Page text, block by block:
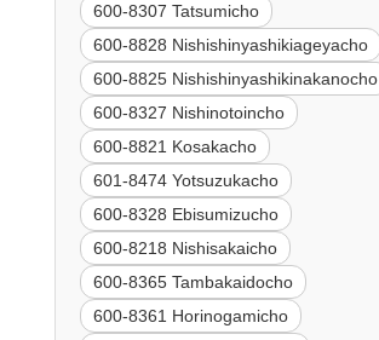
600-8307 Tatsumicho
600-8828 Nishishinyashikiageyacho
600-8825 Nishishinyashikinakanocho
600-8327 Nishinotoincho
600-8821 Kosakacho
601-8474 Yotsuzukacho
600-8328 Ebisumizucho
600-8218 Nishisakaicho
600-8365 Tambakaidocho
600-8361 Horinogamicho